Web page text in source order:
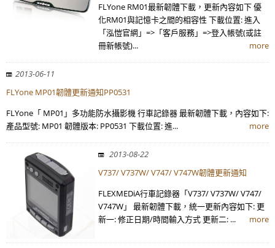
FLYone RM01最新韌體下載，更新內容如下 優
化RM01與記憶卡之間的相容性 下載位置: 進入
「泓愷官網」=>「客戶服務」=>登入帳號(或註
冊新帳號)...
more
2013-06-11
FLYone MP01韌體更新通知PP0531
FLYone「 MP01」多功能防水攝影機 行車記錄器 最新韌體下載，內容如下:
產品型號: MP01 韌體版本: PP0531 下載位置: 進...
more
2013-08-22
V737/ V737W/ V747/ V747W韌體更新通知
FLEXMEDiA行車記錄器「V737/ V737W/ V747/
V747W」 最新韌體下載，統一更新內容如下: 更
新一: 修正日期/時間輸入方式 更新二: ...
more